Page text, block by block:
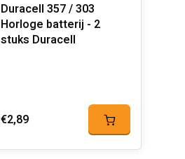
Duracell 357 / 303
Horloge batterij - 2
stuks Duracell
€2,89